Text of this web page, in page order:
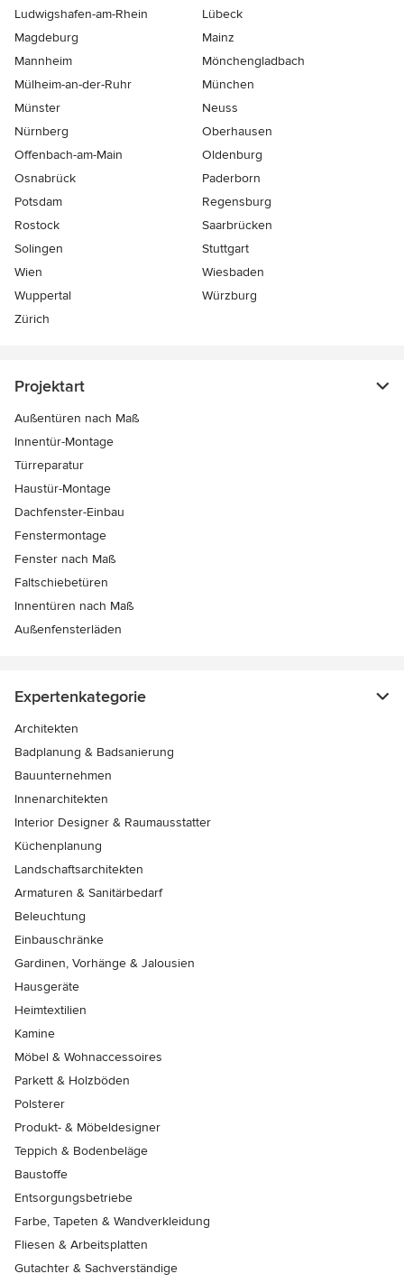
Ludwigshafen-am-Rhein
Lübeck
Magdeburg
Mainz
Mannheim
Mönchen­gladbach
Mülheim-an-der-Ruhr
München
Münster
Neuss
Nürnberg
Oberhausen
Offenbach-am-Main
Oldenburg
Osnabrück
Paderborn
Potsdam
Regensburg
Rostock
Saarbrücken
Solingen
Stuttgart
Wien
Wiesbaden
Wuppertal
Würzburg
Zürich
Projektart
Außentüren nach Maß
Innentür-Montage
Türreparatur
Haustür-Montage
Dachfenster-Einbau
Fenstermontage
Fenster nach Maß
Faltschiebetüren
Innentüren nach Maß
Außenfensterläden
Expertenkategorie
Architekten
Badplanung & Badsanierung
Bauunternehmen
Innenarchitekten
Interior Designer & Raumausstatter
Küchenplanung
Landschaftsarchitekten
Armaturen & Sanitärbedarf
Beleuchtung
Einbauschränke
Gardinen, Vorhänge & Jalousien
Hausgeräte
Heimtextilien
Kamine
Möbel & Wohnaccessoires
Parkett & Holzböden
Polsterer
Produkt- & Möbeldesigner
Teppich & Bodenbeläge
Baustoffe
Entsorgungsbetriebe
Farbe, Tapeten & Wandverkleidung
Fliesen & Arbeitsplatten
Gutachter & Sachverständige